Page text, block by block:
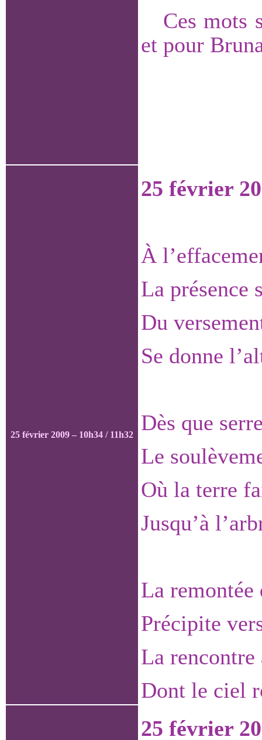
Ces mots
et pour
25 février 2009 – 10h34 / 11h32
25 février
À
La présence
Du
Se donne
Dès que
Le
Où la terre
Jusqu’à
La remontée
Précipite
La rencontre
Dont le ciel
25 février